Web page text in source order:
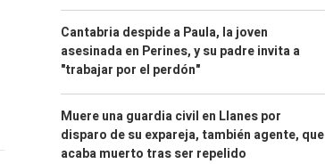
Cantabria despide a Paula, la joven
asesinada en Perines, y su padre invita a
"trabajar por el perdón"
Muere una guardia civil en Llanes por
disparo de su expareja, también agente, que
acaba muerto tras ser repelido